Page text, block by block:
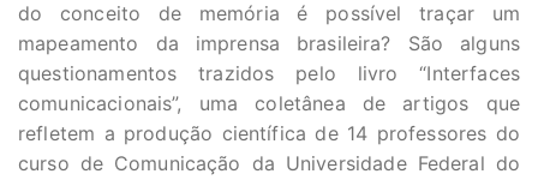
do conceito de memória é possível traçar um
mapeamento da imprensa brasileira? São alguns
questionamentos trazidos pelo livro “Interfaces
comunicacionais”, uma coletânea de artigos que
refletem a produção científica de 14 professores do
curso de Comunicação da Universidade Federal do